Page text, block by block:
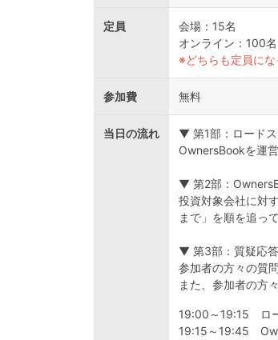
定員
会場：15名
オンライン：100名
※どちらも定員にな
参加費 無料
当日の流れ
▼ 第1部：ロード
OwnersBookを運
▼ 第2部：
投資対象会社に対
まで」を順を追っ
▼ 第3部：質疑応答
参加者の方々の質
また、参加者の方
19:00～19:15 ロー
19:15～19:45